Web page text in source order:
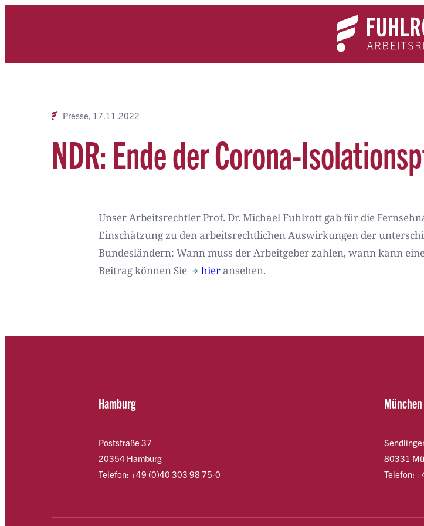
Expertise
Presse 17.11.2022
NDR: Ende der Corona-
Unser Arbeitsrechtler Prof. Dr. Michael Fuhlrott gab für die
Einschätzung zu den arbeitsrechtlichen Auswirkungen der
Bundesländern: Wann muss der Arbeitgeber zahlen, wann kann
Beitrag können Sie
hieransehen.
Hamburg
Poststraße 37
20354 Hamburg
Telefon: +49 (0)40 303 98 75-0
München
80331
Telefon: